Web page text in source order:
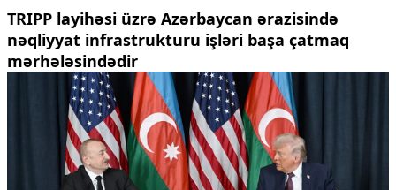
TRIPP layihəsi üzrə Azərbaycan ərazisində
nəqliyyat infrastrukturu işləri başa çatmaq
mərhələsindədir